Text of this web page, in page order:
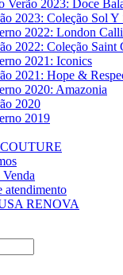
Verão 2023: Doce
2023: Coleção Sol Y
2022: London
2022: Coleção Saint
2021: Iconics
2021: Hope &
2020: Amazonia
2020
2019
Venda
atendimento
RENOVA